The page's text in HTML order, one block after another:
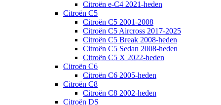
Citroën e-C4 2021-heden
Citroën C5
Citroën C5 2001-2008
Citroën C5 Aircross 2017-2025
Citroën C5 Break 2008-heden
Citroën C5 Sedan 2008-heden
Citroën C5 X 2022-heden
Citroën C6
Citroën C6 2005-heden
Citroën C8
Citroën C8 2002-heden
Citroën DS